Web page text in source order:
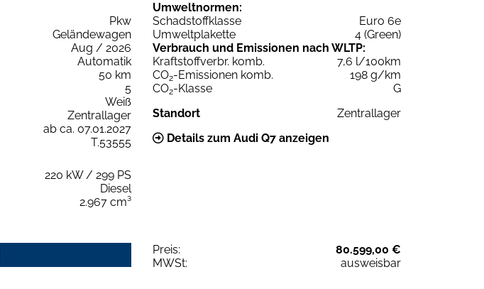
Pkw
Geländewagen
Aug / 2026
Automatik
50 km
5
Weiß
Zentrallager
ab ca. 07.01.2027
T.53555
220 kW / 299 PS
Diesel
2.967 cm³
Umweltnormen:
Schadstoffklasse
Euro 6e
Umweltplakette
4 (Green)
Verbrauch und Emissionen nach WLTP:
Kraftstoffverbr. komb.
7,6 l/100km
CO2-Emissionen komb.
198 g/km
CO2-Klasse
G
Standort
Zentrallager
Details zum Audi Q7 anzeigen
Preis:
80.599,00 €
MWSt:
ausweisbar